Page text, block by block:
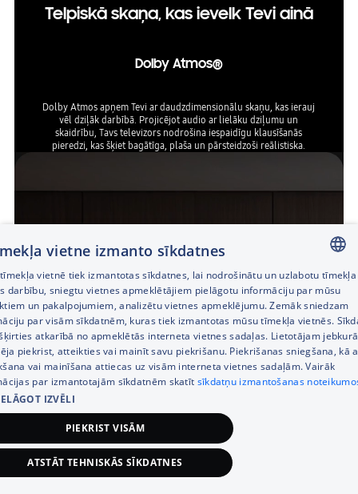
779,00€
Telpiskā skaņa, kas ievelk Tevi ainā
Dolby Atmos®
Dolby Atmos apņem Tevi ar daudzdimensionālu skaņu, kas ierauj
vēl dziļāk darbībā. Projicējot audio ar lielāku dziļumu un
skaidrību, Tavs televizors nodrošina iespaidīgu klausīšanās
pieredzi, kas šķiet bagātīga, plaša un pārsteidzoši reālistiska.
LATVIAN
RUSSIAN
ENGLISH
vietne izmanto sīkdatnes
vietnē tiek izmantotas sīkdatnes, lai nodrošinātu un uzlabotu tīmekļa
darbību, sniegtu vietnes apmeklētājiem pielāgotu informāciju par mūsu
un pakalpojumiem, analizētu vietnes apmeklējumu. Zemāk sniedzam
par visām sīkdatnēm, kuras tiek izmantotas mūsu tīmekļa vietnēs.
atkarībā no apmeklētās interneta vietnes sadaļas. Lietotājam
piekrist, atteikties vai mainīt savu piekrišanu. Piekrišanas sniegšana, kā
vai mainīšana attiecas uz visām interneta vietnes sadaļām. Vairāk
par izmantotajām sīkdatnēm skatīt sīkdatņu izmantošanas
IZVĒLI
PIEKRIST VISĀM
ATSTĀT TEHNISKĀS SĪKDATNES